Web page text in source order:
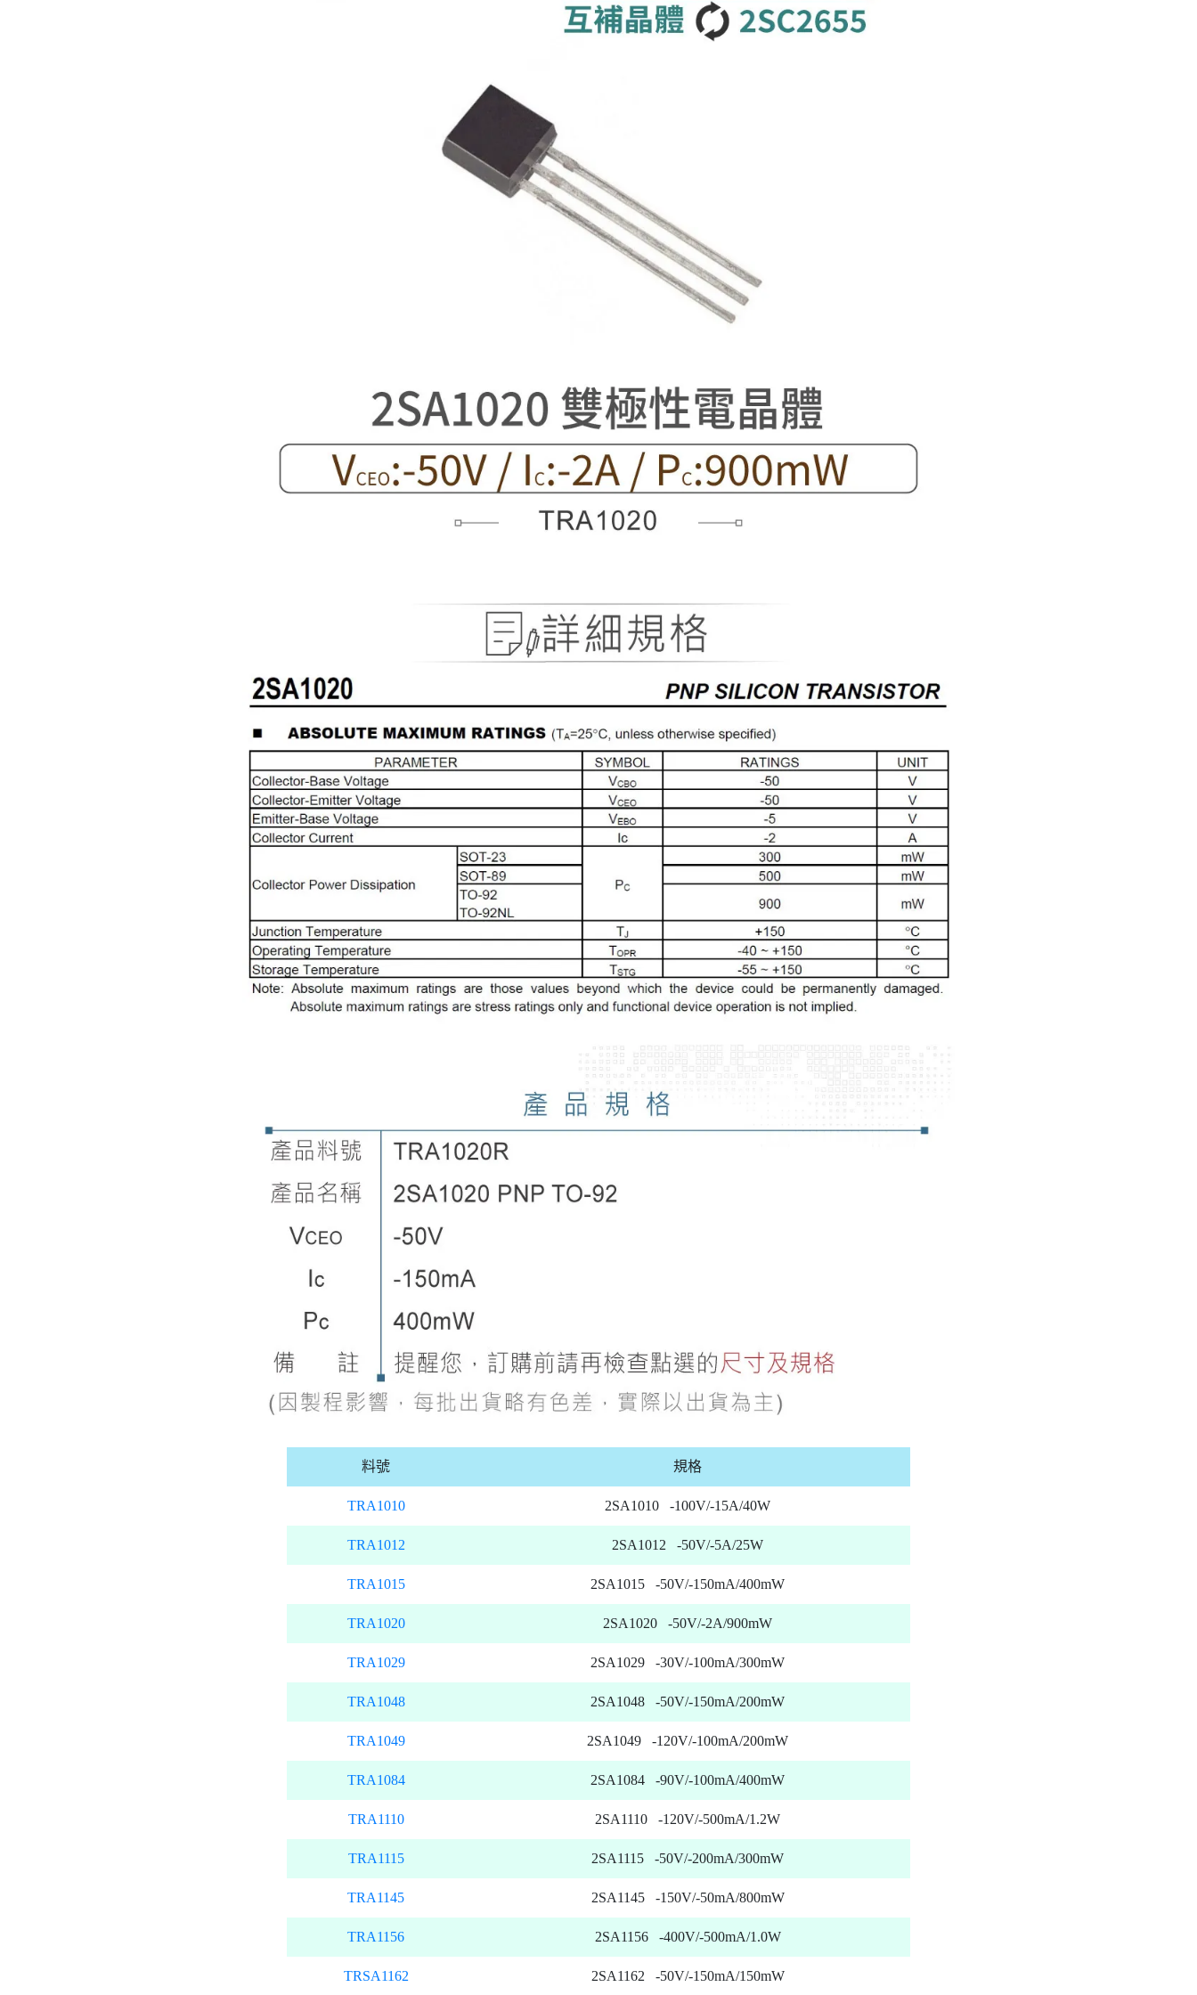
料號 規格
TRA1010 2SA1010 -100V/-15A/40W
TRA1012 2SA1012 -50V/-5A/25W
TRA1015 2SA1015 -50V/-150mA/400mW
TRA1020 2SA1020 -50V/-2A/900mW
TRA1029 2SA1029 -30V/-100mA/300mW
TRA1048 2SA1048 -50V/-150mA/200mW
TRA1049 2SA1049 -120V/-100mA/200mW
TRA1084 2SA1084 -90V/-100mA/400mW
TRA1110 2SA1110 -120V/-500mA/1.2W
TRA1115 2SA1115 -50V/-200mA/300mW
TRA1145 2SA1145 -150V/-50mA/800mW
TRA1156 2SA1156 -400V/-500mA/1.0W
TRSA1162 2SA1162 -50V/-150mA/150mW